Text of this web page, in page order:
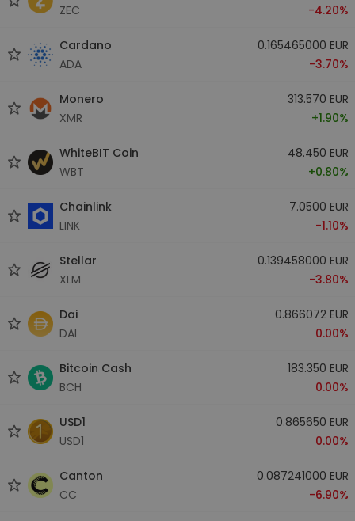
ZEC
-4.20%
Cardano
ADA
0.165465000 EUR
-3.70%
Monero
XMR
313.570 EUR
+1.90%
WhiteBIT Coin
WBT
48.450 EUR
+0.80%
Chainlink
LINK
7.0500 EUR
-1.10%
Stellar
XLM
0.139458000 EUR
-3.80%
Dai
DAI
0.866072 EUR
0.00%
Bitcoin Cash
BCH
183.350 EUR
0.00%
USD1
USD1
0.865650 EUR
0.00%
Canton
CC
0.087241000 EUR
-6.90%